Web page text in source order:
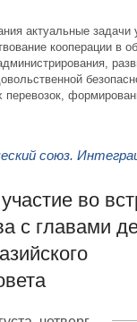
актуальные задачи
кооперации в
союз.
во
с главами